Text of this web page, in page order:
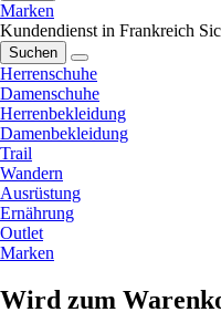
Marken
Kundendienst in Frankreich
Suchen
Herrenschuhe
Damenschuhe
Herrenbekleidung
Damenbekleidung
Trail
Wandern
Ausrüstung
Ernährung
Outlet
Marken
Wird zum